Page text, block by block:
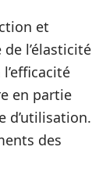
et
l’élasticité
en partie
d’utilisation.
des